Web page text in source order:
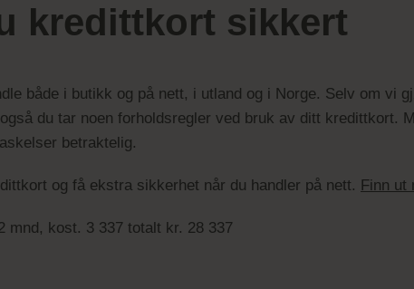
kredittkort sikkert
både i butikk og på nett, i utland og i Norge. Selv om vi
du tar noen forholdsregler ved bruk av ditt kredittkort.
betraktelig.
og få ekstra sikkerhet når du handler på nett. Finn ut
mnd, kost. 3 337 totalt kr. 28 337